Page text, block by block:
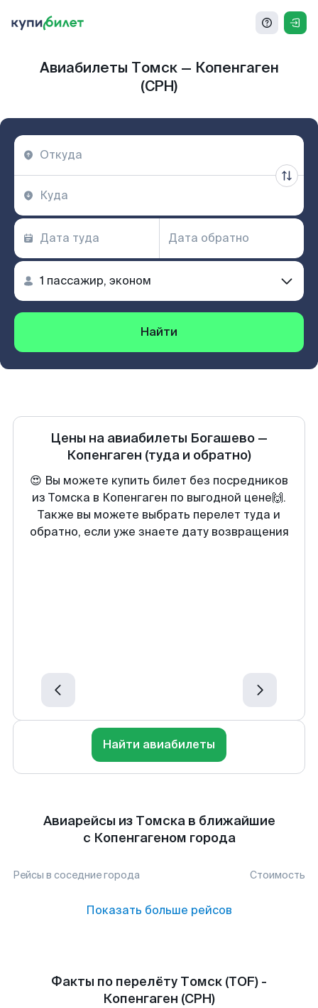
Авиабилеты Томск — Копенгаген
(CPH)
Найти
Цены на авиабилеты Богашево —
Копенгаген (туда и обратно)
😍 Вы можете купить билет без посредников
из Томска в Копенгаген по выгодной цене🙌.
Также вы можете выбрать перелет туда и
обратно, если уже знаете дату возвращения
Найти авиабилеты
Авиарейсы из Томска в ближайшие
с Копенгагеном города
Рейсы в соседние города Стоимость
Показать больше рейсов
Факты по перелёту Томск (TOF) -
Копенгаген (CPH)